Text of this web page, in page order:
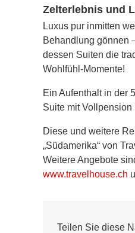
Zelterlebnis und
Luxus pur inmitten
Behandlung gönnen
dessen Suiten die
Wohlfühl-Momente!
Ein Aufenthalt in der
Suite mit Vollpension
Diese und weitere
„Südamerika“ von
Weitere Angebote
www.travelhouse.ch
Teilen Sie diese